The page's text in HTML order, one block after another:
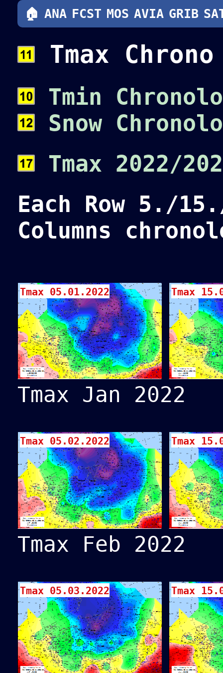
Tmax
Tmin
Snow
Tmax 2022/
Each Row 5./
Columns
Tmax 05.01.2022 Tmax
Tmax Jan 2022
Tmax 05.02.2022 Tmax
Tmax Feb 2022
Tmax 05.03.2022 Tmax
🏠 ANA FCST MOS AVIA GRIB